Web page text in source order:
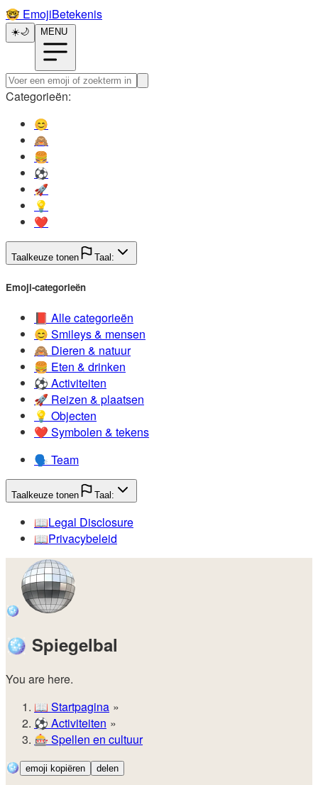
🤓️ EmojiBetekenis
☀️🌙 MENU
Categorieën:
😊️
🙈️
🍔️
⚽️
🚀️
💡️
❤️
Taalkeuze tonen Taal:
Emoji-categorieën
📕️ Alle categorieën
😊️ Smileys & mensen
🙈️ Dieren & natuur
🍔️ Eten & drinken
⚽️ Activiteiten
🚀️ Reizen & plaatsen
💡️ Objecten
❤️ Symbolen & tekens
🗣️ Team
Taalkeuze tonen Taal:
📖️Legal Disclosure
📖️Privacybeleid
🪩
🪩 Spiegelbal
You are here.
📖 Startpagina
⚽️ Activiteiten
🎰 Spellen en cultuur
🪩
emoji kopiëren delen